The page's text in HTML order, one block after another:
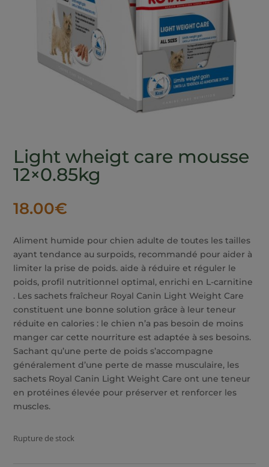
Light wheigt care mousse
12×0.85kg
18.00€
Aliment humide pour chien adulte de toutes les tailles
ayant tendance au surpoids, recommandé pour aider à
limiter la prise de poids. aide à réduire et réguler le
poids, profil nutritionnel optimal, enrichi en L-carnitine
. Les sachets fraîcheur Royal Canin Light Weight Care
constituent une bonne solution grâce à leur teneur
réduite en calories : le chien n’a pas besoin de moins
manger car cette nourriture est adaptée à ses besoins.
Sachant qu’une perte de poids s’accompagne
généralement d’une perte de masse musculaire, les
sachets Royal Canin Light Weight Care ont une teneur
en protéines élevée pour préserver et renforcer les
muscles.
Rupture de stock